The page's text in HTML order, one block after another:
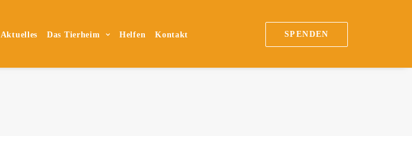
Aktuelles Das Tierheim Helfen Kontakt SPENDEN